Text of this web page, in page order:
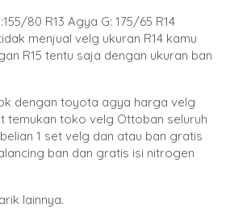
80 R13 Agya G: 175/65 R14
menjual velg ukuran R14 kamu
R15 tentu saja dengan ukuran ban
dengan toyota agya harga velg
temukan toko velg Ottoban seluruh
1 set velg dan atau ban gratis
ban dan gratis isi nitrogen
lainnya.